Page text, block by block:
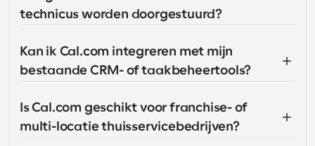
technicus worden doorgestuurd?
Kan ik Cal.com integreren met mijn
bestaande CRM- of taakbeheertools?
Is Cal.com geschikt voor franchise- of
multi-locatie thuisservicebedrijven?